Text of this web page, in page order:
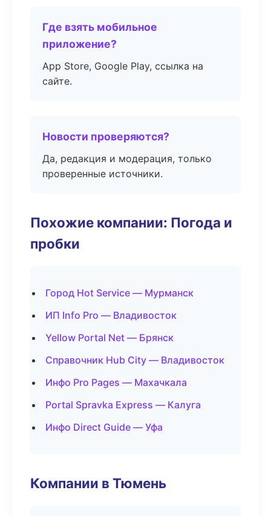
Где взять мобильное
приложение?
App Store, Google Play, ссылка на
сайте.
Новости проверяются?
Да, редакция и модерация, только
проверенные источники.
Похожие компании: Погода и
пробки
Город Hot Service — Мурманск
ИП Info Pro — Владивосток
Yellow Portal Net — Брянск
Справочник Hub City — Владивосток
Инфо Pro Pages — Махачкала
Portal Spravka Express — Калуга
Инфо Direct Guide — Уфа
Компании в Тюмень